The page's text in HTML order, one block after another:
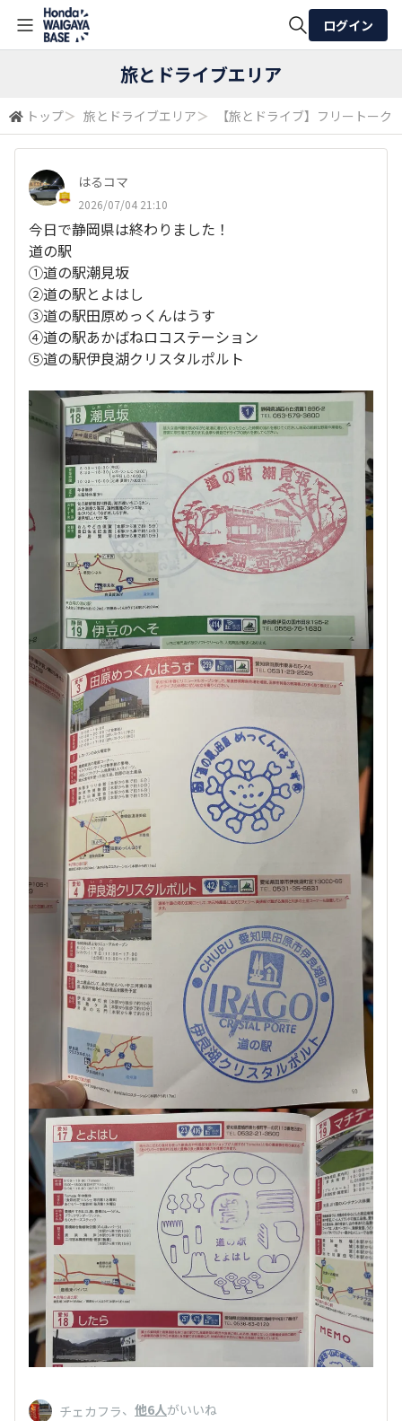
検索
ログイン
旅とドライブエリア
トップ＞ 旅とドライブエリア＞ 【旅とドライブ】フリートーク
はるコマ
2026/07/04 21:10
今日で静岡県は終わりました！
道の駅
①道の駅潮見坂
②道の駅とよはし
③道の駅田原めっくんはうす
④道の駅あかばねロコステーション
⑤道の駅伊良湖クリスタルポルト
チェカフラ、 他6人がいいね